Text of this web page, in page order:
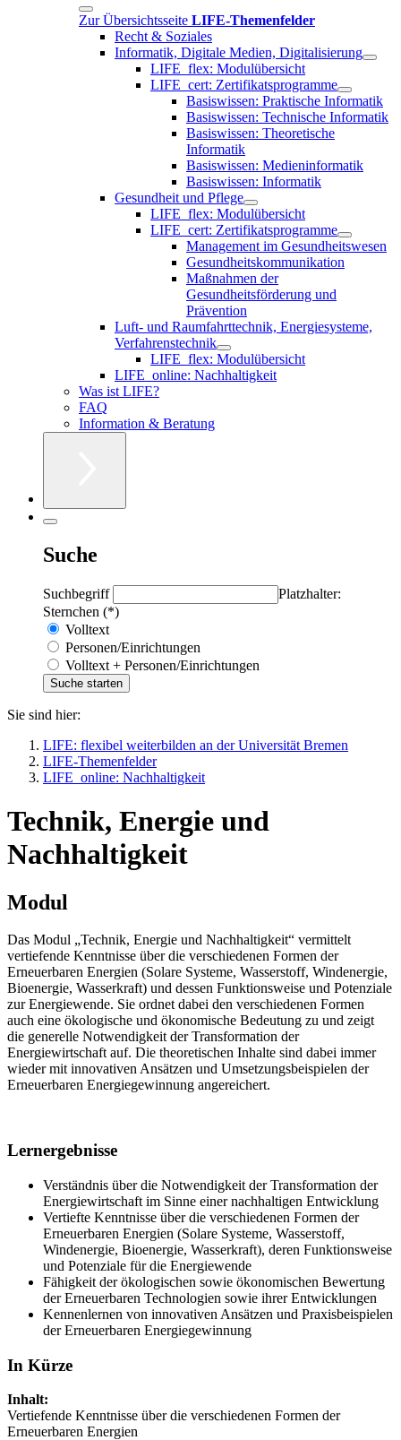
Zur Übersichtsseite LIFE-Themenfelder
Recht & Soziales
Informatik, Digitale Medien, Digitalisierung
LIFE_flex: Modulübersicht
LIFE_cert: Zertifikatsprogramme
Basiswissen: Praktische Informatik
Basiswissen: Technische Informatik
Basiswissen: Theoretische
Informatik
Basiswissen: Medieninformatik
Basiswissen: Informatik
Gesundheit und Pflege
LIFE_flex: Modulübersicht
LIFE_cert: Zertifikatsprogramme
Management im Gesundheitswesen
Gesundheitskommunikation
Maßnahmen der
Gesundheitsförderung und
Prävention
Luft- und Raumfahrttechnik, Energiesysteme,
Verfahrenstechnik
LIFE_flex: Modulübersicht
LIFE_online: Nachhaltigkeit
Was ist LIFE?
FAQ
Information & Beratung
Suche
Suchbegriff
Platzhalter:
Sternchen (*)
Volltext
Personen/Einrichtungen
Volltext + Personen/Einrichtungen
Sie sind hier:
LIFE: flexibel weiterbilden an der Universität Bremen
LIFE-Themenfelder
LIFE_online: Nachhaltigkeit
Technik, Energie und
Nachhaltigkeit
Modul
Das Modul „Technik, Energie und Nachhaltigkeit“ vermittelt
vertiefende Kenntnisse über die verschiedenen Formen der
Erneuerbaren Energien (Solare Systeme, Wasserstoff, Windenergie,
Bioenergie, Wasserkraft) und dessen Funktionsweise und Potenziale
zur Energiewende. Sie ordnet dabei den verschiedenen Formen
auch eine ökologische und ökonomische Bedeutung zu und zeigt
die generelle Notwendigkeit der Transformation der
Energiewirtschaft auf. Die theoretischen Inhalte sind dabei immer
wieder mit innovativen Ansätzen und Umsetzungsbeispielen der
Erneuerbaren Energiegewinnung angereichert.
Lernergebnisse
Verständnis über die Notwendigkeit der Transformation der
Energiewirtschaft im Sinne einer nachhaltigen Entwicklung
Vertiefte Kenntnisse über die verschiedenen Formen der
Erneuerbaren Energien (Solare Systeme, Wasserstoff,
Windenergie, Bioenergie, Wasserkraft), deren Funktionsweise
und Potenziale für die Energiewende
Fähigkeit der ökologischen sowie ökonomischen Bewertung
der Erneuerbaren Technologien sowie ihrer Entwicklungen
Kennenlernen von innovativen Ansätzen und Praxisbeispielen
der Erneuerbaren Energiegewinnung
In Kürze
Inhalt:
Vertiefende Kenntnisse über die verschiedenen Formen der
Erneuerbaren Energien